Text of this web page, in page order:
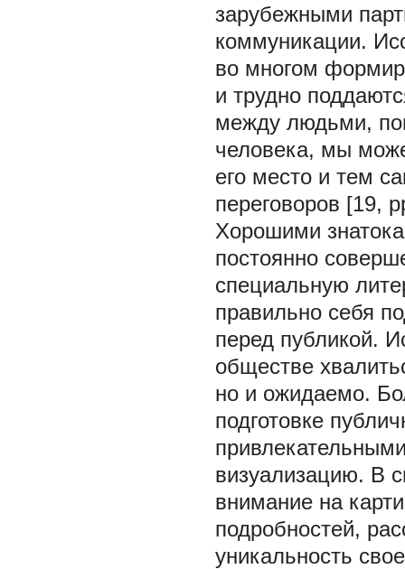
зарубежными
коммуникации.
во многом
и трудно
между людьми,
человека, мы
его место и тем
переговоров [19,
Хорошими
постоянно
специальную
правильно себя
перед публикой.
обществе
но и ожидаемо.
подготовке
визуализацию. В
внимание на
подробностей,
уникальность